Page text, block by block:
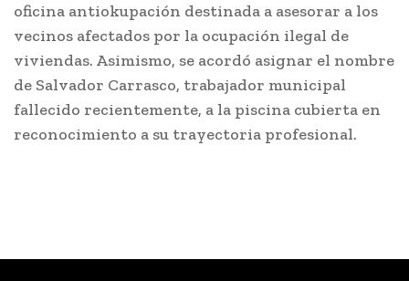
oficina antiokupación destinada a asesorar a los
vecinos afectados por la ocupación ilegal de
viviendas. Asimismo, se acordó asignar el nombre
de Salvador Carrasco, trabajador municipal
fallecido recientemente, a la piscina cubierta en
reconocimiento a su trayectoria profesional.